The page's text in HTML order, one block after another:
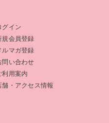
グイン
規会員登録
ルマガ登録
問い合わせ
利用案内
舗・アクセス情報